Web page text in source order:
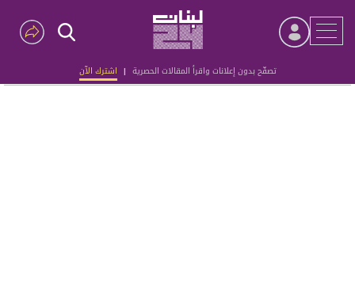
تصفّح بدون إعلانات واقرأ المقالات الحصرية | اشترك الآن
Advertisement